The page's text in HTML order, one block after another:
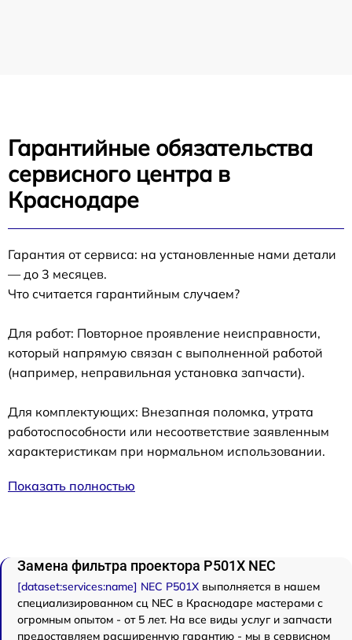
Гарантийные обязательства
сервисного центра в
Краснодаре
Гарантия от сервиса: на установленные нами детали
— до 3 месяцев.
Что считается гарантийным случаем?
Для работ: Повторное проявление неисправности,
который напрямую связан с выполненной работой
(например, неправильная установка запчасти).
Для комплектующих: Внезапная поломка, утрата
работоспособности или несоответствие заявленным
характеристикам при нормальном использовании.
Показать полностью
Замена фильтра проектора P501X NEC
[dataset:services:name] NEC P501X выполняется в нашем
специализированном сц NEC в Краснодаре мастерами с
огромным опытом - от 5 лет. На все виды услуг и запчасти
предоставляем расширенную гарантию - мы в сервисном